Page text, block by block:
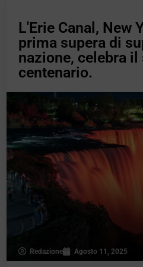
L'Erie Canal, New
prima supera di
nazione, celebra il
centenario.
Redazione Agosto 11, 2025